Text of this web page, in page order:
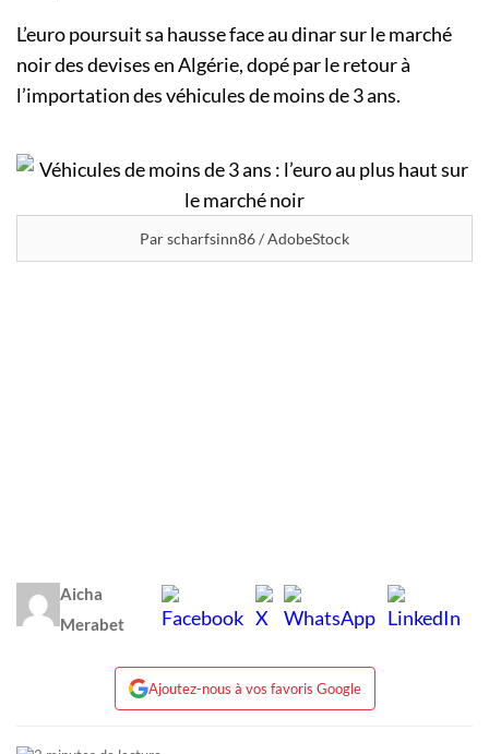
L’euro poursuit sa hausse face au dinar sur le marché
noir des devises en Algérie, dopé par le retour à
l’importation des véhicules de moins de 3 ans.
Par scharfsinn86 / AdobeStock
Aicha
Merabet
Ajoutez-nous à vos favoris Google